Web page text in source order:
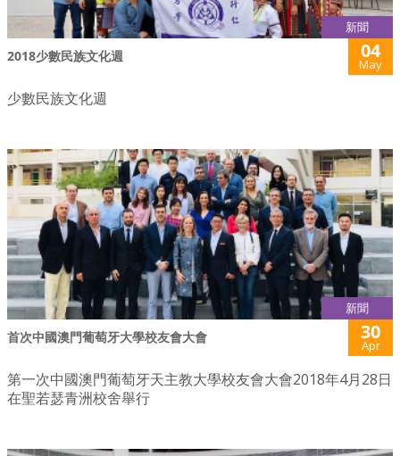
新聞
2018少數民族文化週 04
May
少數民族文化週
新聞
首次中國澳門葡萄牙大學校友會大會 30
Apr
第一次中國澳門葡萄牙天主教大學校友會大會2018年4月28日
在聖若瑟青洲校舍舉行